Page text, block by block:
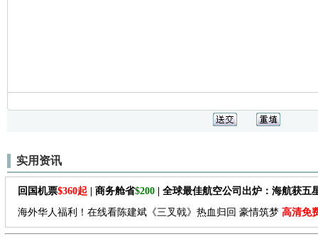
实用资讯
回国机票$360起 | 商务舱省$200 | 全球最佳航空公司出炉：海航获五
海外华人福利！在线看陈建斌《三叉戟》热血归回 豪情筑梦 高清免